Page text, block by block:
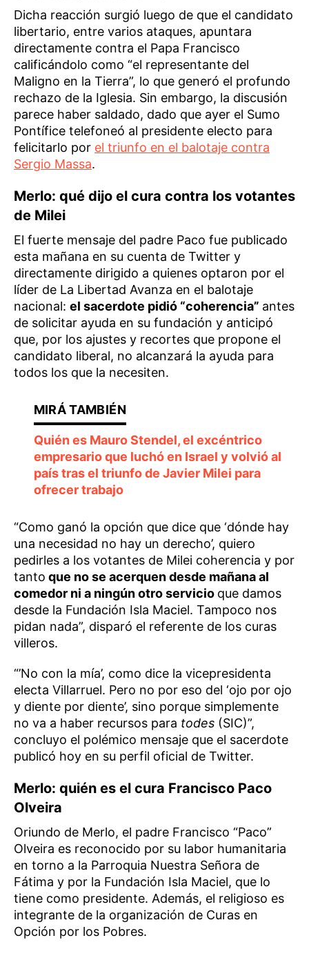
Dicha reacción surgió luego de que el candidato
libertario, entre varios ataques, apuntara
directamente contra el Papa Francisco
calificándolo como “el representante del
Maligno en la Tierra”, lo que generó el profundo
rechazo de la Iglesia. Sin embargo, la discusión
parece haber saldado, dado que ayer el Sumo
Pontífice telefoneó al presidente electo para
felicitarlo por el triunfo en el balotaje contra
Sergio Massa.
Merlo: qué dijo el cura contra los votantes
de Milei
El fuerte mensaje del padre Paco fue publicado
esta mañana en su cuenta de Twitter y
directamente dirigido a quienes optaron por el
líder de La Libertad Avanza en el balotaje
nacional: el sacerdote pidió “coherencia” antes
de solicitar ayuda en su fundación y anticipó
que, por los ajustes y recortes que propone el
candidato liberal, no alcanzará la ayuda para
todos los que la necesiten.
Quién es Mauro Stendel, el excéntrico
empresario que luchó en Israel y volvió al
país tras el triunfo de Javier Milei para
ofrecer trabajo
“Como ganó la opción que dice que ‘dónde hay
una necesidad no hay un derecho’, quiero
pedirles a los votantes de Milei coherencia y por
tanto que no se acerquen desde mañana al
comedor ni a ningún otro servicio que damos
desde la Fundación Isla Maciel. Tampoco nos
pidan nada”, disparó el referente de los curas
villeros.
“’No con la mía’, como dice la vicepresidenta
electa Villarruel. Pero no por eso del ‘ojo por ojo
y diente por diente’, sino porque simplemente
no va a haber recursos para todes (SIC)”,
concluyo el polémico mensaje que el sacerdote
publicó hoy en su perfil oficial de Twitter.
Merlo: quién es el cura Francisco Paco
Olveira
Oriundo de Merlo, el padre Francisco “Paco”
Olveira es reconocido por su labor humanitaria
en torno a la Parroquia Nuestra Señora de
Fátima y por la Fundación Isla Maciel, que lo
tiene como presidente. Además, el religioso es
integrante de la organización de Curas en
Opción por los Pobres.